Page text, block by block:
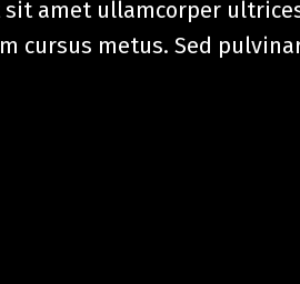
amet ullamcorper
cursus metus. Sed